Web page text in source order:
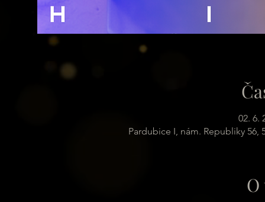
02. 6.
Pardubice I, nám. Republiky 56,